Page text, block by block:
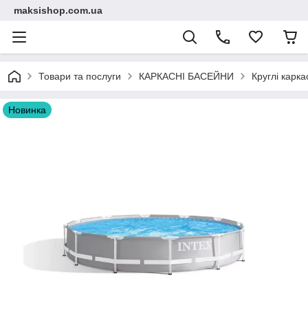
maksishop.com.ua
Товари та послуги КАРКАСНІ БАСЕЙНИ Круглі
Новинка